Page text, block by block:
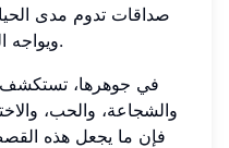
صداقات تدوم مدى
ويواجه الساحر الشرير لورد فولدمورت.
في جوهرها، تستكشف
والشجاعة، والحب،
فإن ما يجعل هذه